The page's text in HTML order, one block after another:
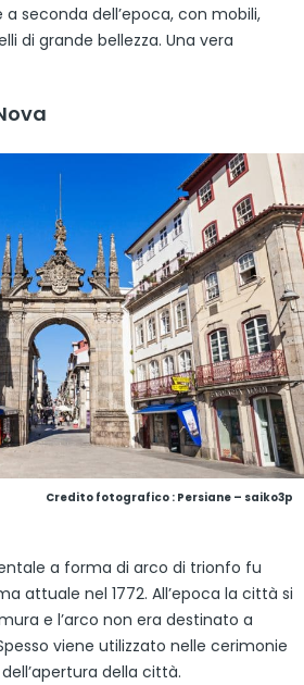
seconda dell’epoca, con mobili,
di grande bellezza. Una vera
Credito fotografico : Persiane – saiko3p
a forma di arco di trionfo fu
attuale nel 1772. All’epoca la città si
e l’arco non era destinato a
viene utilizzato nelle cerimonie
della città.